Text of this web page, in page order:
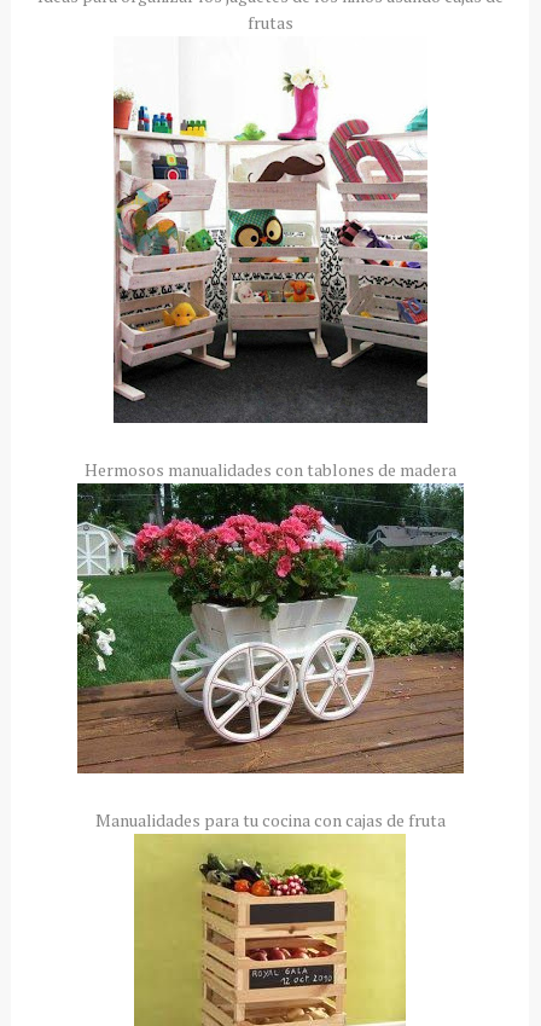
frutas
Hermosos manualidades con tablones de madera
Manualidades para tu cocina con cajas de fruta